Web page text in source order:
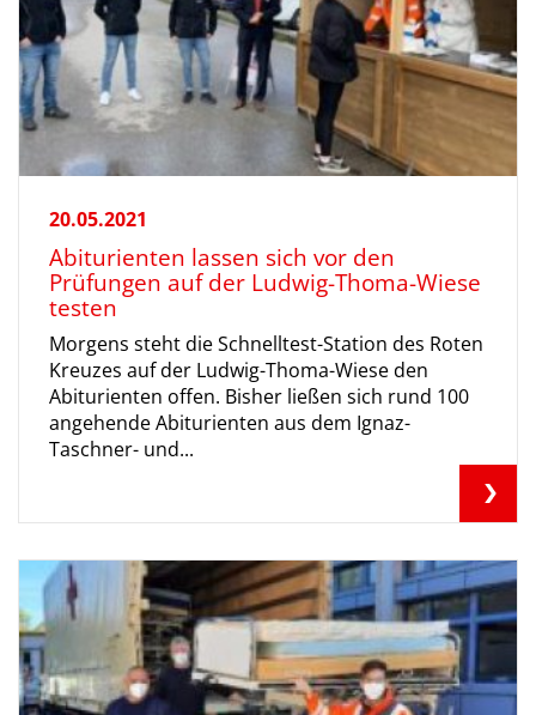
20.05.2021
Abiturienten lassen sich vor den
Prüfungen auf der Ludwig-Thoma-Wiese
testen
Morgens steht die Schnelltest-Station des Roten
Kreuzes auf der Ludwig-Thoma-Wiese den
Abiturienten offen. Bisher ließen sich rund 100
angehende Abiturienten aus dem Ignaz-
Taschner- und...